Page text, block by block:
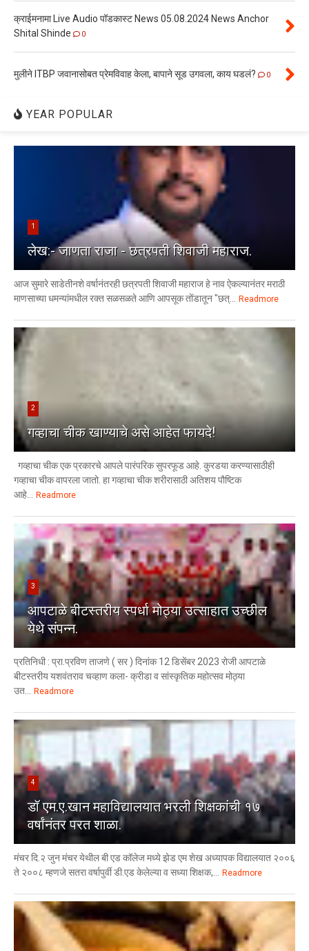
क्राईमनामा Live Audio पॉडकास्ट News 05.08.2024 News Anchor
Shital Shinde
0
मुलीने ITBP जवानासोबत प्रेमविवाह केला, बापाने सूड उगवला, काय घडलं? 0
YEAR POPULAR
1
लेख:- जाणता राजा - छत्रपती शिवाजी महाराज.
आज सुमारे साडेतीनशे वर्षानंतरही छत्रपती शिवाजी महाराज हे नाव ऐकल्यानंतर मराठी
माणसाच्या धमन्यांमधील रक्त सळसळते आणि आपसूक तोंडातून "छत्... Readmore
2
गव्हाचा चीक खाण्याचे असे आहेत फायदे!
गव्हाचा चीक एक प्रकारचे आपले पारंपरिक सुपरफूड आहे. कुरडया करण्यासाठीही
गव्हाचा चीक वापरला जातो. हा गव्हाचा चीक शरीरासाठी अतिशय पौष्टिक
आहे... Readmore
3
आपटाळे बीटस्तरीय स्पर्धा मोठ्या उत्साहात उच्छील
येथे संपन्न.
प्रतिनिधी : प्रा.प्रविण ताजणे ( सर ) दिनांक 12 डिसेंबर 2023 रोजी आपटाळे
बीटस्तरीय यशवंतराव चव्हाण कला- क्रीडा व सांस्कृतिक महोत्सव मोठ्या
उत... Readmore
4
डॉ एम.ए.खान महाविद्यालयात भरली शिक्षकांची १७
वर्षांनंतर परत शाळा.
मंचर दि.२ जुन मंचर येथील बी एड कॉलेज मध्ये झेड एम शेख अध्यापक विद्यालयात २००६
ते २००८ म्हणजे सतरा वर्षापुर्वी डी.एड केलेल्या व सध्या शिक्षक,... Readmore